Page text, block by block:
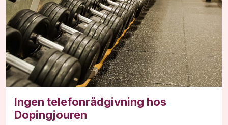
Ingen telefonrådgivning hos
Dopingjouren